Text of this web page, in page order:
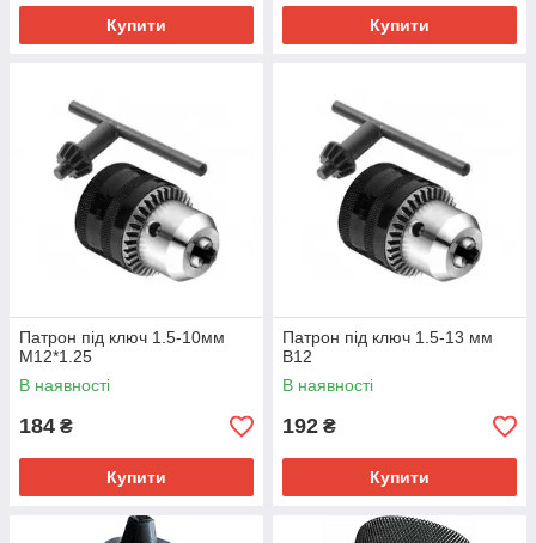
Купити Купити
Патрон під ключ 1.5-10мм
М12*1.25
В наявності
184 ₴
Купити
Патрон під ключ 1.5-13 мм
B12
В наявності
192 ₴
Купити